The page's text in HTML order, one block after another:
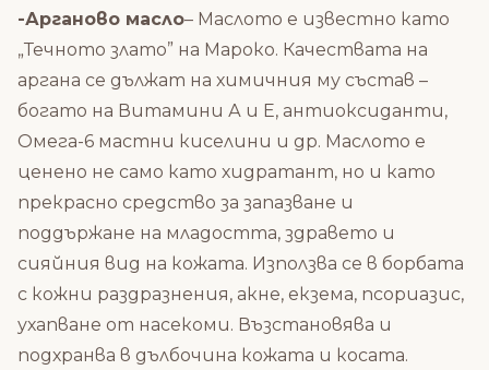
-Арганово масло– Маслото е известно като
„Течното злато” на Мароко. Качествата на
аргана се дължат на химичния му състав –
богато на Витамини А и Е, антиоксиданти,
Омега-6 мастни киселини и др. Маслото е
ценено не само като хидратант, но и като
прекрасно средство за запазване и
поддържане на младостта, здравето и
сияйния вид на кожата. Използва се в борбата
с кожни раздразнения, акне, екзема, псориазис,
ухапване от насекоми. Възстановява и
подхранва в дълбочина кожата и косата.